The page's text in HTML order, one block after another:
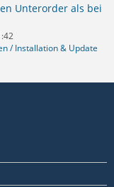
Unterorder als bei
/ Installation & Update